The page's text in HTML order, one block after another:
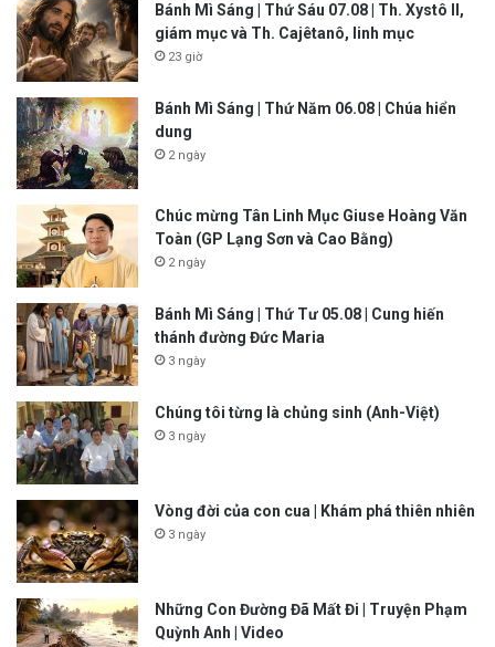
Bánh Mì Sáng | Thứ Sáu 07.08 | Th. Xystô II,
giám mục và Th. Cajêtanô, linh mục
23 giờ
Bánh Mì Sáng | Thứ Năm 06.08 | Chúa hiển
dung
2 ngày
Chúc mừng Tân Linh Mục Giuse Hoàng Văn
Toàn (GP Lạng Sơn và Cao Bằng)
2 ngày
Bánh Mì Sáng | Thứ Tư 05.08 | Cung hiến
thánh đường Đức Maria
3 ngày
Chúng tôi từng là chủng sinh (Anh-Việt)
3 ngày
Vòng đời của con cua | Khám phá thiên nhiên
3 ngày
Những Con Đường Đã Mất Đi | Truyện Phạm
Quỳnh Anh | Video